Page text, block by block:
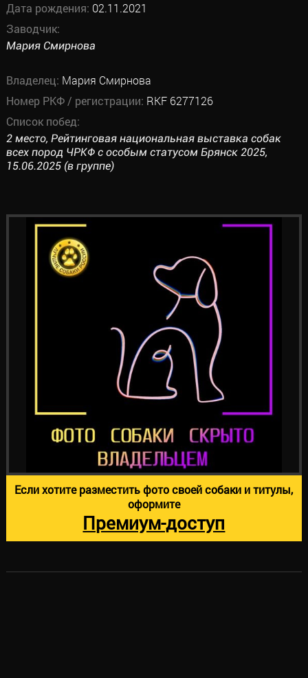
Дата рождения: 02.11.2021
Заводчик:
Мария Смирнова
Владелец: Мария Смирнова
Номер РКФ / регистрации: RKF 6277126
Список побед:
2 место, Рейтинговая национальная выставка собак
всех пород ЧРКФ с особым статусом Брянск 2025,
15.06.2025 (в группе)
Если хотите разместить фото своей собаки и титулы,
оформите
Премиум-доступ